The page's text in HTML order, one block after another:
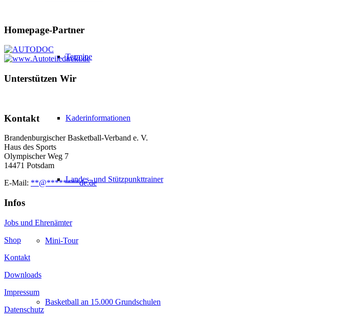
Termine
Kaderinformationen
Landes- und Stützpunkttrainer
Mini-Tour
Basketball an 15.000 Grundschulen
Homepage-Partner
Unterstützen Wir
Kontakt
Brandenburgischer Basketball-Verband e. V.
Haus des Sports
Olympischer Weg 7
14471 Potsdam
E-Mail: **@********de.de
Infos
Jobs und Ehrenämter
Shop
Kontakt
Downloads
Impressum
Datenschutz